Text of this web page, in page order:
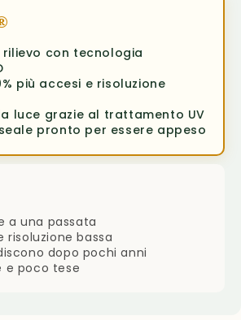
a una passata
risoluzione bassa
dopo pochi anni
e poco tese
rilievo con tecnologia
più accesi e risoluzione
luce grazie al trattamento UV
pronto per essere appeso